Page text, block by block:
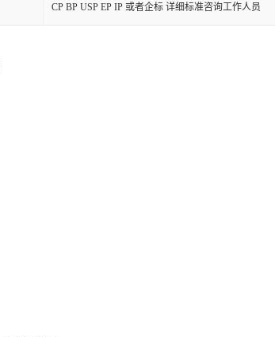
CP BP USP EP IP 或者企标 详细标准咨询工作人员